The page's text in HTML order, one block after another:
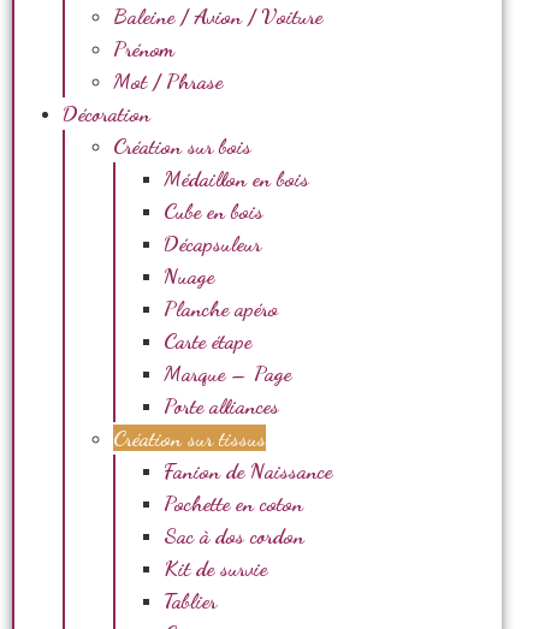
Baleine / Avion / Voiture
Prénom
Mot / Phrase
Décoration
Création sur bois
Médaillon en bois
Cube en bois
Décapsuleur
Nuage
Planche apéro
Carte étape
Marque – Page
Porte alliances
Création sur tissus
Fanion de Naissance
Pochette en coton
Sac à dos cordon
Kit de survie
Tablier